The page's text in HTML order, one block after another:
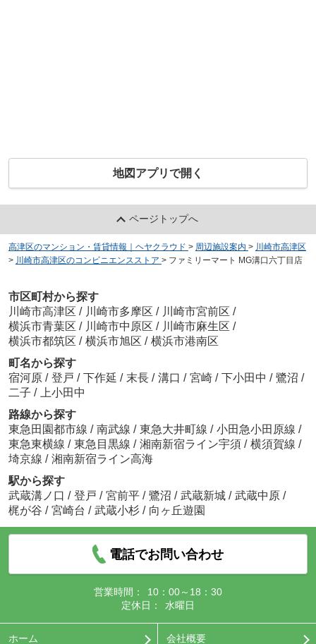
地図アプリで開く
ページトップへ
高津区のマンション・賃貸情報｜ヘヤクラウド > 周辺施設案内 > 川崎市高津区
> 川崎市高津区のコンビニエンスストア > ファミリーマート MG溝口六丁目店
市区町村から探す
川崎市高津区 / 川崎市多摩区 / 川崎市宮前区 /
横浜市青葉区 / 川崎市中原区 / 川崎市麻生区 /
横浜市都筑区 / 横浜市旭区 / 横浜市港南区
町名から探す
宿河原 / 登戸 / 下作延 / 末長 / 溝口 / 宮崎 / 下小田中 / 鷺沼 /
二子 /
上小田中
路線から探す
東急田園都市線 / 南武線 / 東急大井町線 / 小田急小田原線 /
東急東横線 / 東急目黒線 / 湘南新宿ライン宇須 / 横須賀線 /
埼京線 / 湘南新宿ライン高海
駅から探す
武蔵溝ノ口 / 登戸 / 宮前平 / 鷺沼 / 武蔵新城 / 武蔵中原 /
梶が谷 / 宮崎台 / 武蔵小杉 / 向ヶ丘遊園
電話でお問い合わせ
営業時間：
10：00～18：30
定休日：
水曜日
ホーム 会社概要